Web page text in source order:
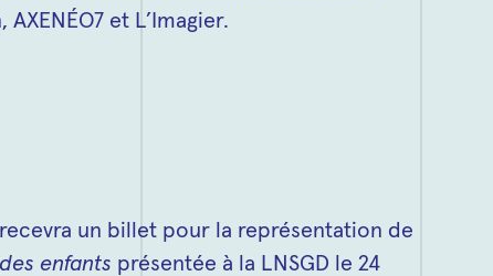
et L’Imagier.
un billet pour la représentation de
enfants présentée à la LNSGD le 24